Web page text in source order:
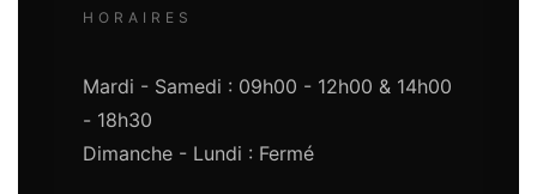
HORAIRES
Mardi - Samedi : 09h00 - 12h00 & 14h00
- 18h30
Dimanche - Lundi : Fermé